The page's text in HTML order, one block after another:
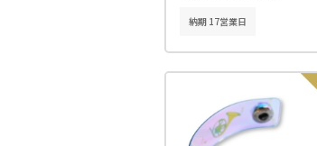
納期 17営業日